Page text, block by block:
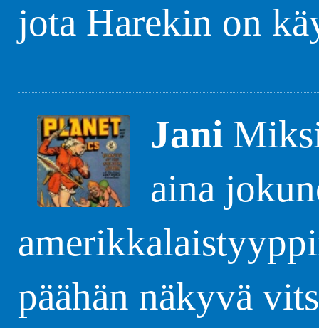
jota Harekin on
JaniMiksi
aina
päähän näkyvä